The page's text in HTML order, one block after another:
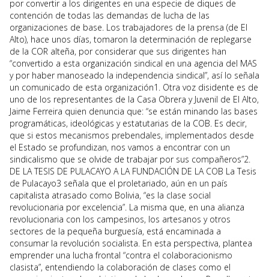
por convertir a los dirigentes en una especie de diques de
contención de todas las demandas de lucha de las
organizaciones de base. Los trabajadores de la prensa (de El
Alto), hace unos días, tomaron la determinación de replegarse
de la COR alteña, por considerar que sus dirigentes han
“convertido a esta organización sindical en una agencia del MAS
y por haber manoseado la independencia sindical”, así lo señala
un comunicado de esta organización1. Otra voz disidente es de
uno de los representantes de la Casa Obrera y Juvenil de El Alto,
Jaime Ferreira quien denuncia que: “se están minando las bases
programáticas, ideológicas y estatutarias de la COB. Es decir,
que si estos mecanismos prebendales, implementados desde
el Estado se profundizan, nos vamos a encontrar con un
sindicalismo que se olvide de trabajar por sus compañeros”2.
DE LA TESIS DE PULACAYO A LA FUNDACIÓN DE LA COB La Tesis
de Pulacayo3 señala que el proletariado, aún en un país
capitalista atrasado como Bolivia, “es la clase social
revolucionaria por excelencia”. La misma que, en una alianza
revolucionaria con los campesinos, los artesanos y otros
sectores de la pequeña burguesía, está encaminada a
consumar la revolución socialista. En esta perspectiva, plantea
emprender una lucha frontal “contra el colaboracionismo
clasista”, entendiendo la colaboración de clases como el